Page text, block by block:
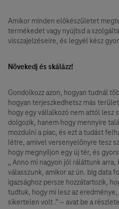
Amikor minden előkészületet
termékedet vagy nyújtsd a
visszajelzéseire, és legyél kész
Növekedj és skálázz!
Gondolkozz azon, hogyan tudnál
hogyan terjeszkedhetsz más
hogy egy vállalkozó nem attól lesz
dolgozik, hanem hogy mennyire
mozdulni a piac, és ezt a tudást
létre, amivel versenyelőnyre tesz
hogy megnyíljon egy új tér, és
„ Anno mi nagyon jól ráláttunk
válasszunk, amikor az ún. big data
igazsághoz persze hozzátartozik,
tudtuk, hogy mi lesz az
sikertelen volt .” – avat be a